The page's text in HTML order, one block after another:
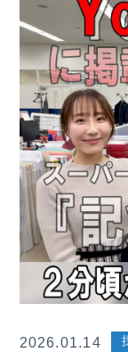
2026.01.14